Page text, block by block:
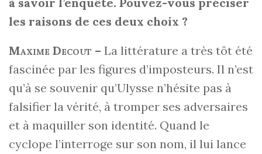
les raisons de ces deux choix ?
Maxime Decout – La littérature a très tôt été
fascinée par les figures d’imposteurs. Il n’est
qu’à se souvenir qu’Ulysse n’hésite pas à
falsifier la vérité, à tromper ses adversaires
et à maquiller son identité. Quand le
cyclope l’interroge sur son nom, il lui lance